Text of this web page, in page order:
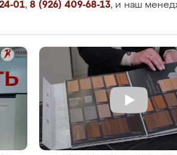
01, 8 (926) 409-68-13, и наш